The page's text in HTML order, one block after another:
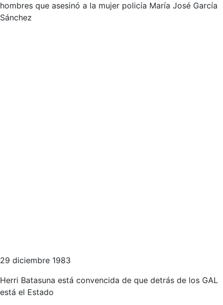
hombres que asesinó a la mujer policía María José García
Sánchez
29 diciembre 1983
Herri Batasuna está convencida de que detrás de los GAL
está el Estado